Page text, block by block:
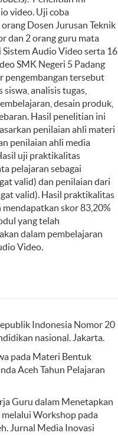
video. Uji coba
Dosen Jurusan Teknik
dan 2 orang guru mata
Audio Video serta 16
SMK Negeri 5 Padang
pengembangan tersebut
analisis tugas,
desain produk,
Hasil penelitian ini
penilaian ahli materi
penilaian ahli media
uji praktikalitas
pelajaran sebagai
valid) dan penilaian dari
valid). Hasil praktikalitas
skor 83,20%
yang telah
dalam pembelajaran
Video.
Indonesia Nomor 20
nasional. Jakarta.
pada Materi Bentuk
Aceh Tahun Pelajaran
Guru dalam Menetapkan
Workshop pada
Jurnal Media Inovasi